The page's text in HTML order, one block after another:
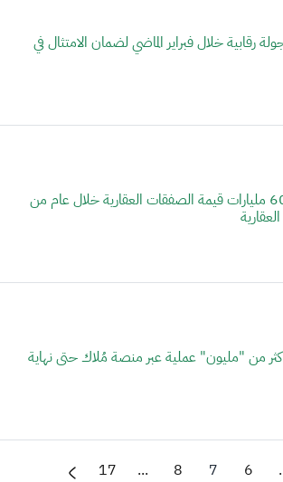
العقار تُنفّذ 31 جولة رقابية خلال فبراير الماضي لضمان الامتثال في
رئيس هيئة العقار: 605 مليارات قيمة الصفقات العقارية خلال عام من
أكثر من "مليون" عملية عبر منصة مُلاك حتى نهاية
6
7
8
...
17